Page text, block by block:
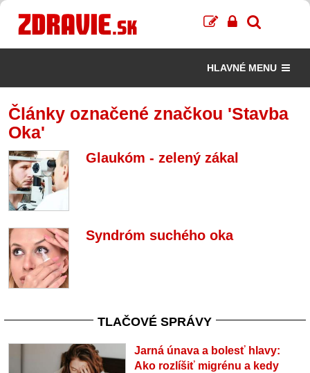
HLAVNÉ MENU
Články označené značkou 'Stavba
Oka'
Glaukóm - zelený zákal
Syndróm suchého oka
TLAČOVÉ SPRÁVY
Jarná únava a bolesť hlavy:
Ako rozlíšiť migrénu a kedy